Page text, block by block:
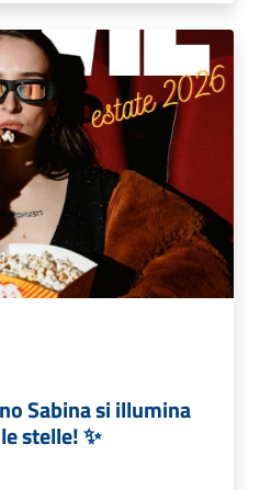
Sabina si illumina
stelle! ✨